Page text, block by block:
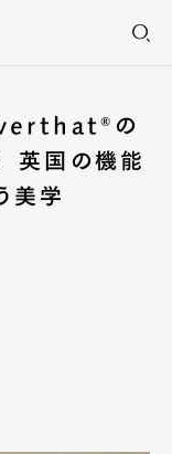
の
英国の機能
美学